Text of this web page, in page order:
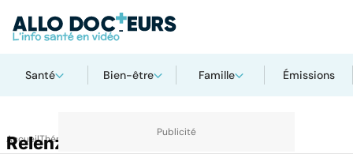
Santé Bien-être Famille Émissions
AccueilThématiques
Relenza